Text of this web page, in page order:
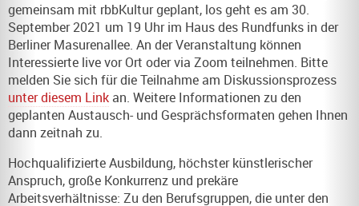
gemeinsam mit rbbKultur geplant, los geht es am 30.
September 2021 um 19 Uhr im Haus des Rundfunks in der
Berliner Masurenallee. An der Veranstaltung können
Interessierte live vor Ort oder via Zoom teilnehmen. Bitte
melden Sie sich für die Teilnahme am Diskussionsprozess
unter diesem Link an. Weitere Informationen zu den
geplanten Austausch- und Gesprächsformaten gehen Ihnen
dann zeitnah zu.
Hochqualifizierte Ausbildung, höchster künstlerischer
Anspruch, große Konkurrenz und prekäre
Arbeitsverhältnisse: Zu den Berufsgruppen, die unter den